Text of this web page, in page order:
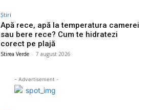
Știri
Apă rece, apă la temperatura camerei
sau bere rece? Cum te hidratezi
corect pe plajă
Stirea Verde - 7 august 2026
- Advertisement -